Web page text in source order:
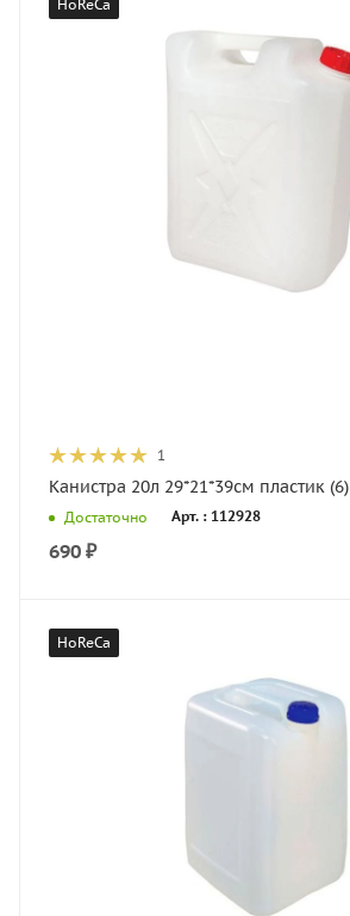
HoReCa
1
Канистра 20л 29*21*39см пластик (6)
Достаточно Арт. : 112928
690 ₽
HoReCa